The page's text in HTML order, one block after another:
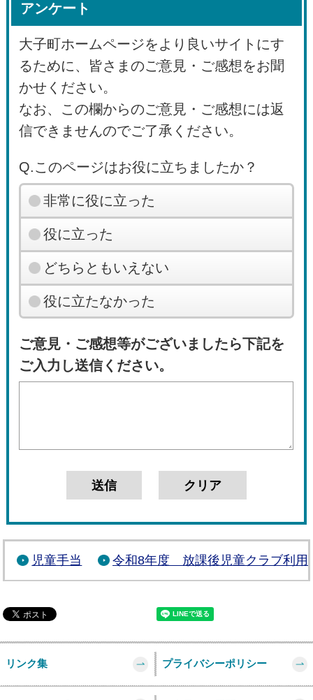
アンケート
大子町ホームページをより良いサイトにす
るために、皆さまのご意見・ご感想をお聞
かせください。
なお、この欄からのご意見・ご感想には返
信できませんのでご了承ください。
Q.このページはお役に立ちましたか？
非常に役に立った
役に立った
どちらともいえない
役に立たなかった
ご意見・ご感想等がございましたら下記を
ご入力し送信ください。
児童手当 令和8年度 放課後児童クラブ利用
リンク集 プライバシーポリシー